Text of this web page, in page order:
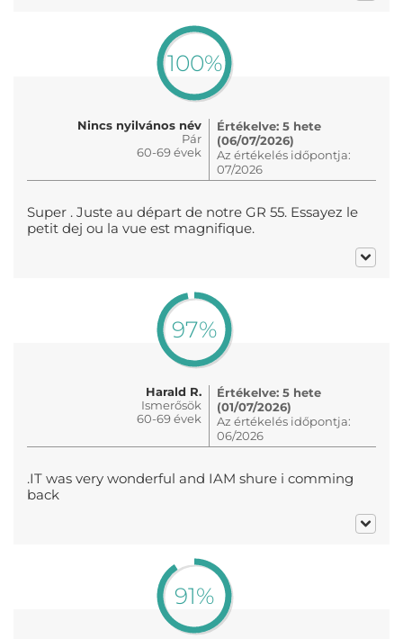
100%
Nincs nyilvános név
Pár
60-69 évek
Értékelve: 5 hete
(06/07/2026)
Az értékelés időpontja:
07/2026
Super . Juste au départ de notre GR 55. Essayez le
petit dej ou la vue est magnifique.
97%
Harald R.
Ismerősök
60-69 évek
Értékelve: 5 hete
(01/07/2026)
Az értékelés időpontja:
06/2026
.IT was very wonderful and IAM shure i comming
back
91%